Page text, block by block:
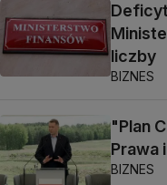
liczby
BIZNES
"Plan
Prawa
BIZNES